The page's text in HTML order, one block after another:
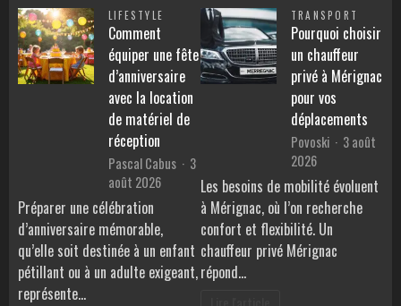
LIFESTYLE
Comment
équiper une fête
d’anniversaire
avec la location
de matériel de
réception
Pascal Cabus
3
août 2026
Préparer une célébration
d’anniversaire mémorable,
qu’elle soit destinée à un enfant
pétillant ou à un adulte exigeant,
représente…
TRANSPORT
Pourquoi choisir
un chauffeur
privé à Mérignac
pour vos
déplacements
Povoski
3 août
2026
Les besoins de mobilité évoluent
à Mérignac, où l’on recherche
confort et flexibilité. Un
chauffeur privé Mérignac
répond…